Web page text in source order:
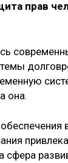
прав
она.